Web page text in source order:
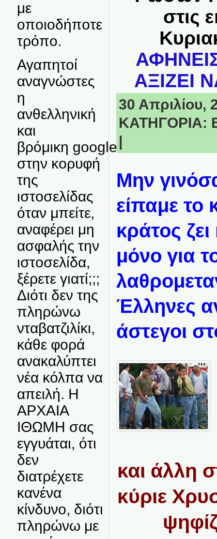
με
οποιοδήποτε
τρόπο.
Αγαπητοί
αναγνώστες
η
ανθελληνική
και
βρόμικη google
στην κορυφή
της
ιστοσελίδας
όταν μπείτε,
αναφέρει μη
ασφαλής την
ιστοσελίδα,
ξέρετε γιατί;;;
Διότι δεν της
πληρώνω
νταβατζιλίκι,
κάθε φορά
ανακαλύπτει
νέα κόλπα να
απειλή. Η
ΑΡΧΑΙΑ
ΙΘΩΜΗ σας
εγγυάται, ότι
δεν
διατρέχετε
κανένα
κίνδυνο, διότι
πληρώνω με
στις
ΑΞΙΖΕΙ
30 Απριλίου,
ΚΑΤΗΓΟΡΙΑ:
Μην
είπαμε το
κράτος
μόνο για
Έλληνες
άστεγοι
και άλλη
κύριε